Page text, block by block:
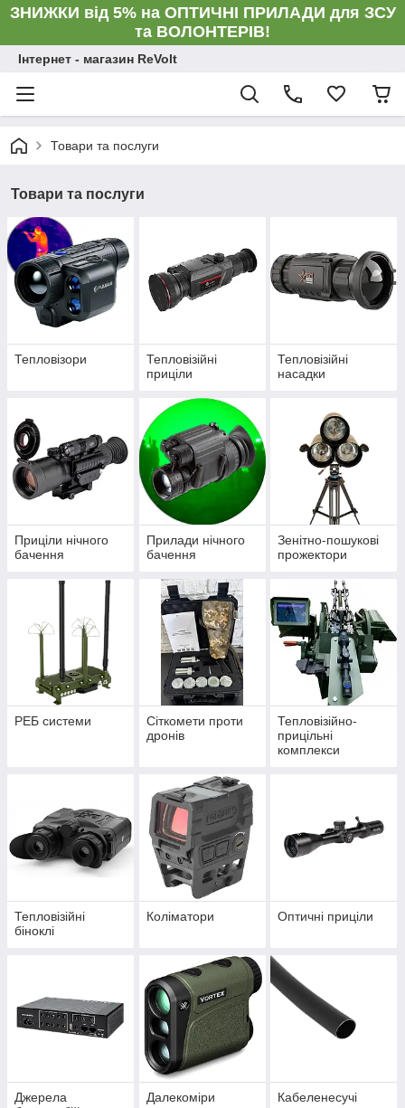
ЗНИЖКИ від 5% на ОПТИЧНІ ПРИЛАДИ для ЗСУ
та ВОЛОНТЕРІВ!
Інтернет - магазин ReVolt
Товари та послуги
Товари та послуги
Тепловізори
Тепловізійні
приціли
Тепловізійні
насадки
Приціли нічного
бачення
Прилади нічного
бачення
Зенітно-пошукові
прожектори
РЕБ системи
Сіткомети проти
дронів
Тепловізійно-
прицільні
комплекси
Тепловізійні
біноклі
Коліматори Оптичні приціли
Джерела
Далекоміри
Кабеленесучі